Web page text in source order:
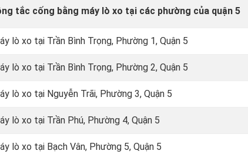
tắc cống bằng máy lò xo tại các phường của quận 5
lò xo tại Trần Bình Trọng, Phường 1, Quận 5
lò xo tại Trần Bình Trọng, Phường 2, Quận 5
lò xo tại Nguyễn Trãi, Phường 3, Quận 5
lò xo tại Trần Phú, Phường 4, Quận 5
lò xo tại Bạch Vân, Phường 5, Quận 5